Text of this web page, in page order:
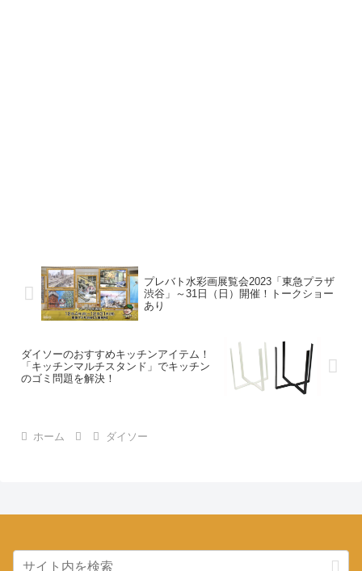
プレバト水彩画展覧会2023「東急プラザ
渋谷」～31日（日）開催！トークショー
あり
ダイソーのおすすめキッチンアイテム！
「キッチンマルチスタンド」でキッチン
のゴミ問題を解決！
ホーム ダイソー